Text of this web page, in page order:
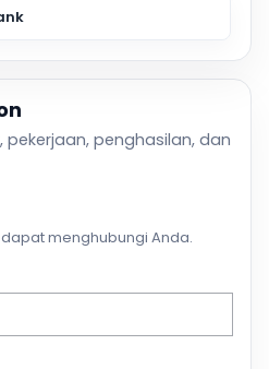
pekerjaan, penghasilan, dan
menghubungi Anda.